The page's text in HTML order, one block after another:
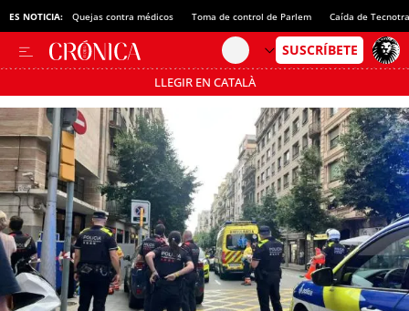
ES NOTICIA: Quejas contra médicos Toma de control de Parlem Caída de
LLEGIR EN CATALÀ
Pásate al MODO AHORRO